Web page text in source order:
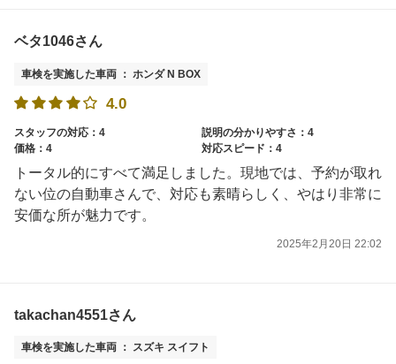
ベタ1046さん
車検を実施した車両 ： ホンダ N BOX
4.0
スタッフの対応：4
説明の分かりやすさ：4
価格：4
対応スピード：4
トータル的にすべて満足しました。現地では、予約が取れ
ない位の自動車さんで、対応も素晴らしく、やはり非常に
安価な所が魅力です。
2025年2月20日 22:02
takachan4551さん
車検を実施した車両 ： スズキ スイフト